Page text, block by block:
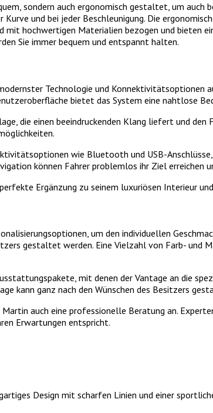
sondern auch ergonomisch gestaltet, um auch
und bei jeder Beschleunigung. Die
mit hochwertigen Materialien bezogen und
Sie immer bequem und entspannt halten.
Technologie und Konnektivitätsoptionen
bietet das System eine nahtlose
die einen beeindruckenden Klang liefert und
wie Bluetooth und USB-
können Fahrer problemlos ihr Ziel erreichen
Ergänzung zu seinem luxuriösen Interieur
um den individuellen
gestaltet werden. Eine Vielzahl von Farb-
mit denen der Vantage an die
kann ganz nach den Wünschen des Besitzers
auch eine professionelle Beratung an.
Erwartungen entspricht.
Design mit scharfen Linien und einer